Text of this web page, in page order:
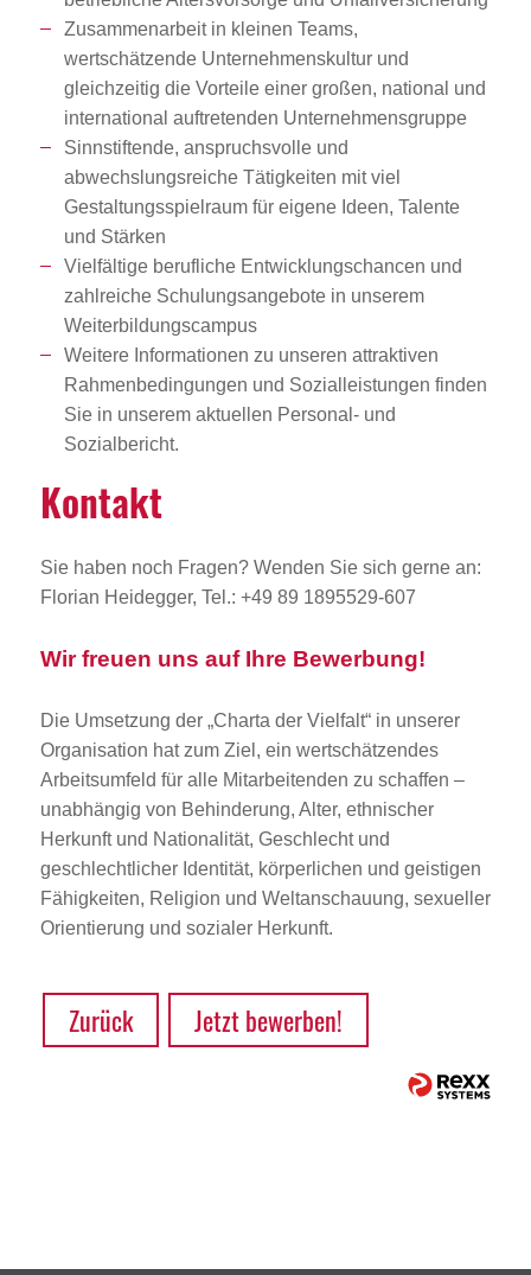
Zusammenarbeit in kleinen Teams,
wertschätzende Unternehmenskultur und
gleichzeitig die Vorteile einer großen, national und
international auftretenden Unternehmensgruppe
Sinnstiftende, anspruchsvolle und
abwechslungsreiche Tätigkeiten mit viel
Gestaltungsspielraum für eigene Ideen, Talente
und Stärken
Vielfältige berufliche Entwicklungschancen und
zahlreiche Schulungsangebote in unserem
Weiterbildungscampus
Weitere Informationen zu unseren attraktiven
Rahmenbedingungen und Sozialleistungen finden
Sie in unserem aktuellen Personal- und
Sozialbericht.
Kontakt
Sie haben noch Fragen? Wenden Sie sich gerne an:
Florian Heidegger, Tel.: +49 89 1895529-607
Wir freuen uns auf Ihre Bewerbung!
Die Umsetzung der „Charta der Vielfalt“ in unserer
Organisation hat zum Ziel, ein wertschätzendes
Arbeitsumfeld für alle Mitarbeitenden zu schaffen –
unabhängig von Behinderung, Alter, ethnischer
Herkunft und Nationalität, Geschlecht und
geschlechtlicher Identität, körperlichen und geistigen
Fähigkeiten, Religion und Weltanschauung, sexueller
Orientierung und sozialer Herkunft.
Zurück Jetzt bewerben!